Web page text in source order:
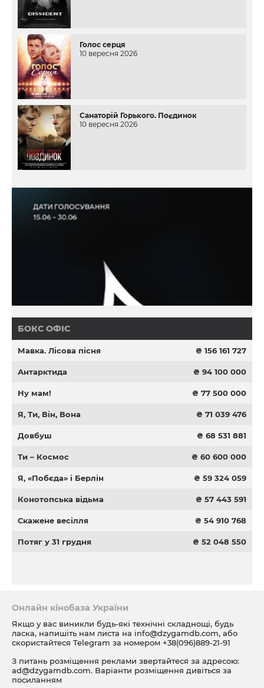
Голос серця
10 вересня 2026
Санаторій Горького. Поєдинок
10 вересня 2026
БОКС ОФІС
Мавка. Лісова пісня ₴ 156 161 727
Антарктида ₴ 94 100 000
Ну мам! ₴ 77 500 000
Я, Ти, Він, Вона ₴ 71 039 476
Довбуш ₴ 68 531 881
Ти – Космос ₴ 60 600 000
Я, «Побєда» і Берлін ₴ 59 324 059
Конотопська відьма ₴ 57 443 591
Скажене весілля ₴ 54 910 768
Потяг у 31 грудня ₴ 52 048 550
Онлайн кінобаза України
Якщо у вас виникли будь-які технічні складнощі, будь
ласка, напишіть нам листа на info@dzygamdb.com, або
скористайтеся Telegram за номером +38(096)889-21-91
З питань розміщення реклами звертайтеся за адресою:
ad@dzygamdb.com. Варіанти розміщення дивіться за
посиланням